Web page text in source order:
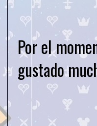
Por el
gustado